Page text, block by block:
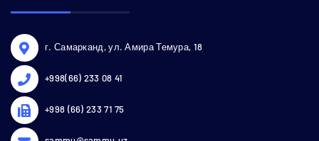
г. Самарканд, ул. Амира Темура, 18
+998(66) 233 08 41
+998 (66) 233 71 75